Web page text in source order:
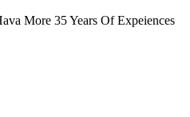
More 35 Years Of Expeiences